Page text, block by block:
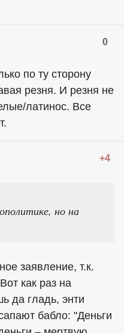
0
по ту сторону
резня. И резня не
латинос. Все
+4
но на
заявление, т.к.
как раз на
да гладь, энти
бабло: "Деньги